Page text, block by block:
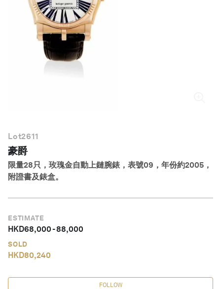
Lot2611
豪爵
限量28只，玫瑰金自動上鏈腕錶，表號09，年份約2005，
附證書及錶盒。
ESTIMATE
HKD68,000-88,000
SOLD
HKD80,240
FOLLOW